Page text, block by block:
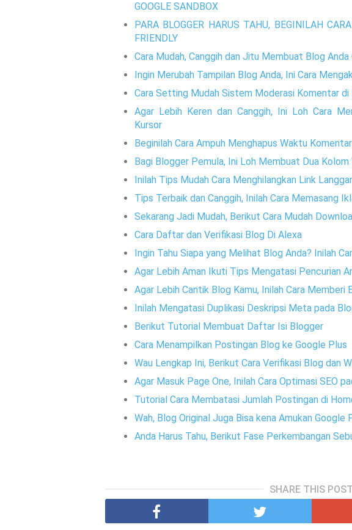
GOOGLE SANDBOX
PARA BLOGGER HARUS TAHU, BEGINILAH
FRIENDLY
Cara Mudah, Canggih dan Jitu Membuat Blog
Ingin Merubah Tampilan Blog Anda, Ini Cara
Cara Setting Mudah Sistem Moderasi Komentar di
Agar Lebih Keren dan Canggih, Ini Loh Cara
Kursor
Beginilah Cara Ampuh Menghapus Waktu
Bagi Blogger Pemula, Ini Loh Membuat Dua
Inilah Tips Mudah Cara Menghilangkan Link
Tips Terbaik dan Canggih, Inilah Cara Memasang
Sekarang Jadi Mudah, Berikut Cara Mudah
Cara Daftar dan Verifikasi Blog Di Alexa
Ingin Tahu Siapa yang Melihat Blog Anda? Inilah
Agar Lebih Aman Ikuti Tips Mengatasi Pencurian
Agar Lebih Cantik Blog Kamu, Inilah Cara Memberi
Inilah Mengatasi Duplikasi Deskripsi Meta pada
Berikut Tutorial Membuat Daftar Isi Blogger
Cara Menampilkan Postingan Blog ke Google Plus
Wau Lengkap Ini, Berikut Cara Verifikasi Blog dan
Agar Masuk Page One, Inilah Cara Optimasi SEO
Tutorial Cara Membatasi Jumlah Postingan di
Wah, Blog Original Juga Bisa kena Amukan Google
Anda Harus Tahu, Berikut Fase Perkembangan
SHARE THIS POST